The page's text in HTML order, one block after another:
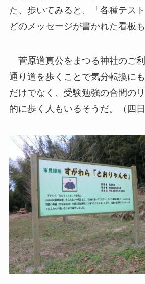
た、歩いてみると、「各種テス
どのメッセージが書かれた看板
菅原道真公をまつる神社のご利
通り道を歩くことで気分転換に
だけでなく、受験勉強の合間の
的に歩く人もいるそうだ。（四日